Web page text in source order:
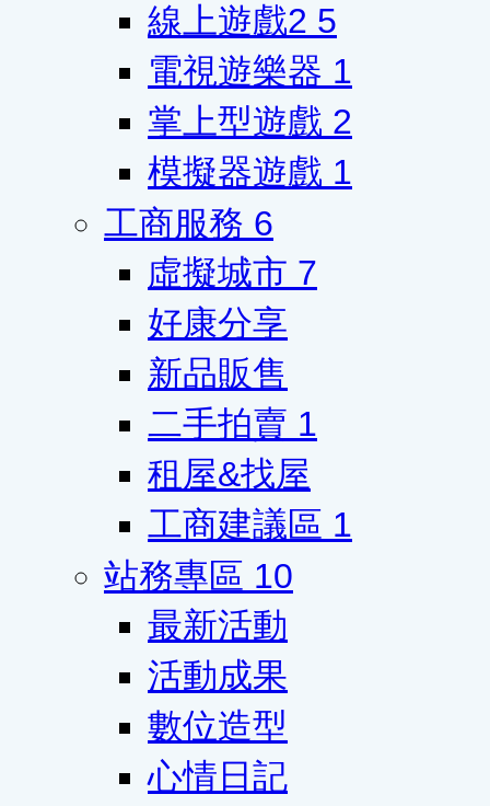
線上遊戲2 5
電視遊樂器 1
掌上型遊戲 2
模擬器遊戲 1
工商服務 6
虛擬城市 7
好康分享
新品販售
二手拍賣 1
租屋&找屋
工商建議區 1
站務專區 10
最新活動
活動成果
數位造型
心情日記